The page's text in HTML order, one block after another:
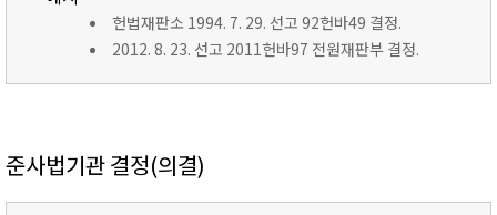
헌법재판소 1994. 7. 29. 선고 92헌바49 결정.
2012. 8. 23. 선고 2011헌바97 전원재판부 결정.
준사법기관 결정(의결)